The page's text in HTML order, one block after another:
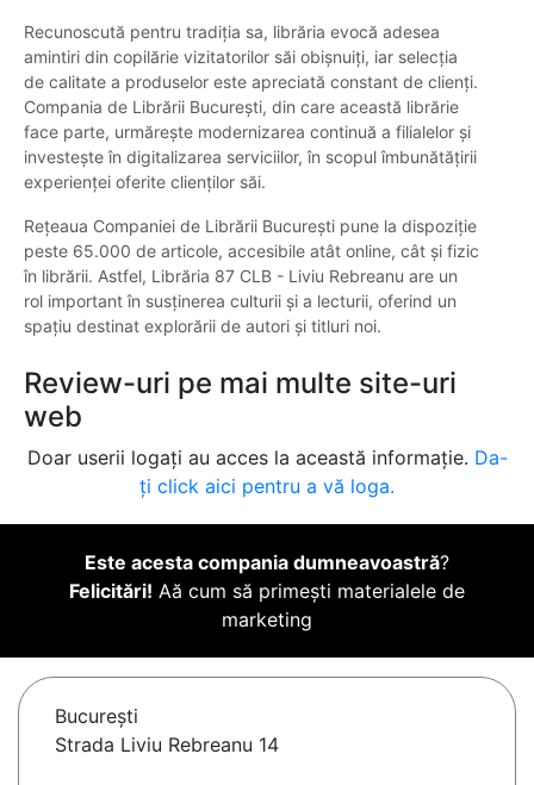
Recunoscută pentru tradiția sa, librăria evocă adesea
amintiri din copilărie vizitatorilor săi obișnuiți, iar selecția
de calitate a produselor este apreciată constant de clienți.
Compania de Librării București, din care această librărie
face parte, urmărește modernizarea continuă a filialelor și
investește în digitalizarea serviciilor, în scopul îmbunătățirii
experienței oferite clienților săi.
Rețeaua Companiei de Librării București pune la dispoziție
peste 65.000 de articole, accesibile atât online, cât și fizic
în librării. Astfel, Librăria 87 CLB - Liviu Rebreanu are un
rol important în susținerea culturii și a lecturii, oferind un
spațiu destinat explorării de autori și titluri noi.
Review-uri pe mai multe site-uri
web
Doar userii logați au acces la această informație. Da-
ți click aici pentru a vă loga.
Este acesta compania dumneavoastră?
Felicitări! Aă cum să primești materialele de
marketing
Bucureşti
Strada Liviu Rebreanu 14